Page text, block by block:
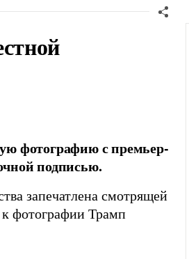
фотографию с премьер-
подписью.
запечатлена смотрящей
фотографии Трамп